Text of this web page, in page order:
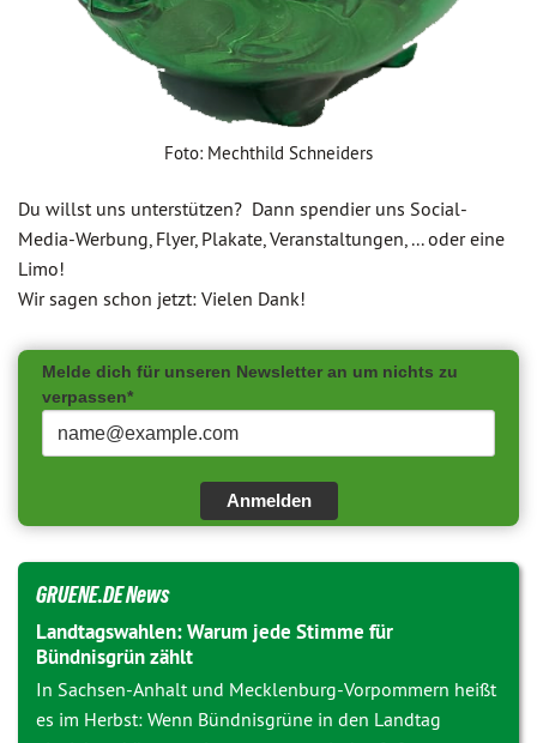
Foto: Mechthild Schneiders
Du willst uns unterstützen? Dann spendier uns Social-
Media-Werbung, Flyer, Plakate, Veranstaltungen, ... oder eine
Limo!
Wir sagen schon jetzt: Vielen Dank!
Melde dich für unseren Newsletter an um nichts zu
verpassen*
Anmelden
GRUENE.DE News
Landtagswahlen: Warum jede Stimme für
Bündnisgrün zählt
In Sachsen-Anhalt und Mecklenburg-Vorpommern heißt
es im Herbst: Wenn Bündnisgrüne in den Landtag